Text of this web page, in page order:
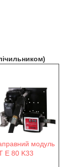
модуль
E 80 K33